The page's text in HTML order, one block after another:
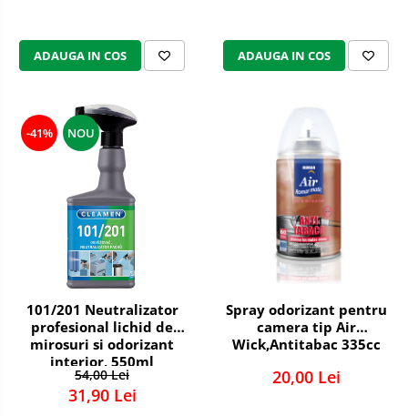
ADAUGA IN COS ADAUGA IN COS
-41% NOU
101/201 Neutralizator
profesional lichid de
mirosuri si odorizant
interior, 550ml
54,00 Lei
31,90 Lei
Spray odorizant pentru
camera tip Air
Wick,Antitabac 335cc
20,00 Lei